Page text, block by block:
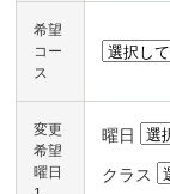
希望
コー
ス
変更
希望
曜日
曜日
クラス